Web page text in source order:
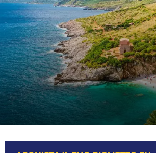
LIFESTYLE ENOGASTRONOMIA